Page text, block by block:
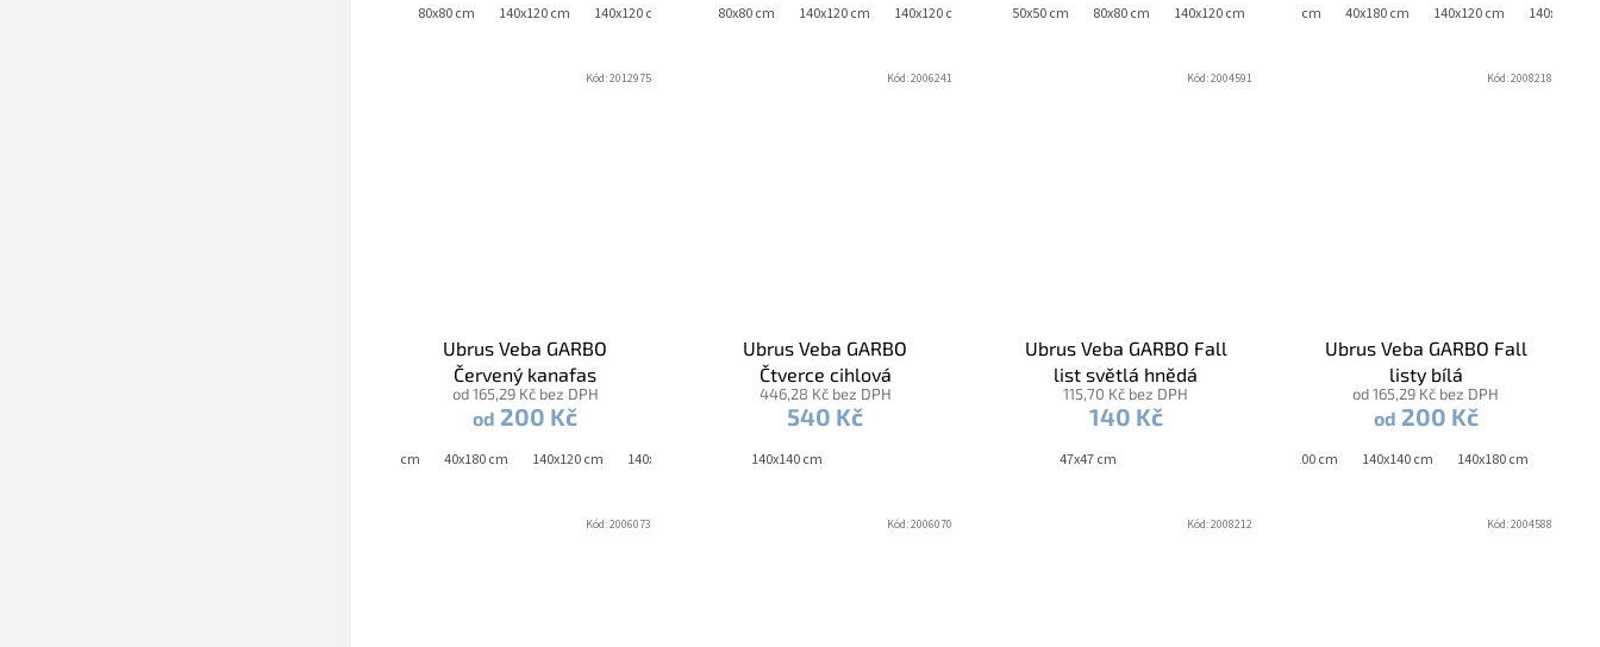
80x80 cm 140x120 cm 140x120 cm - ovál 140x180 cm 150 cm - kruh
40x120 cm 40x140 cm 40x180 cm 45x45 cm 80x80 cm 140x120 cm 140x120 cm - ovál 140x180 cm 150 cm - kruh
40x40 cm 50x50 cm 80x80 cm 140x120 cm
40x120 cm 40x140 cm 40x160 cm 40x180 cm 140x120 cm 140x180 cm
Ubrus Veba GARBO
Červený kanafas
od 165,29 Kč bez DPH
od 200 Kč
40x160 cm 40x180 cm 140x120 cm 140x180 cm 140x200 cm
Kód:2012975
Ubrus Veba GARBO
Čtverce cihlová
446,28 Kč bez DPH
540 Kč
140x140 cm
Kód:2006241
Ubrus Veba GARBO Fall
list světlá hnědá
115,70 Kč bez DPH
140 Kč
47x47 cm
Kód:2004591
Ubrus Veba GARBO Fall
listy bílá
od 165,29 Kč bez DPH
od 200 Kč
40x140 cm 40x160 cm 100x100 cm 140x140 cm 140x180 cm
Kód:2008218
Kód:2006073 Kód:2006070 Kód:2008212 Kód:2004588